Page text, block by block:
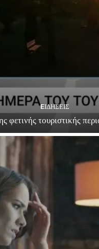
EΙΔΗΣΕΙΣ
φετινής τουριστικής